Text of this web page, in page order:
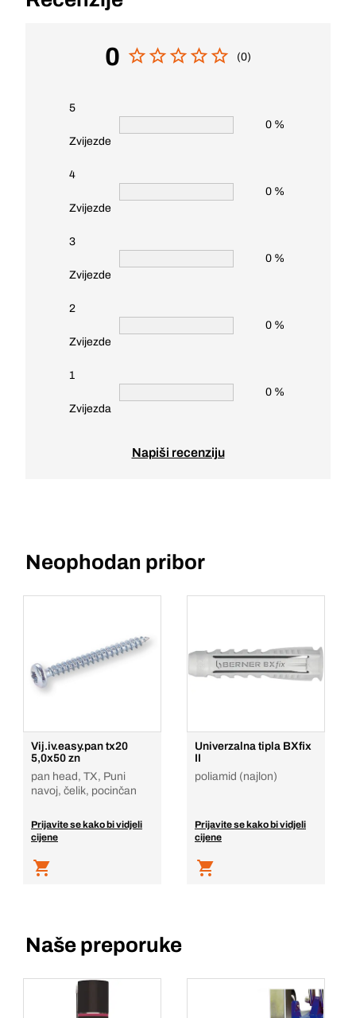
0 (0)
5
Zvijezde
0 %
4
Zvijezde
0 %
3
Zvijezde
0 %
2
Zvijezde
0 %
1
Zvijezda
0 %
Napiši recenziju
Neophodan pribor
Vij.iv.easy.pan tx20
5,0x50 zn
pan head, TX, Puni
navoj, čelik, pocinčan
Prijavite se kako bi vidjeli
cijene
Univerzalna tipla BXfix
II
poliamid (najlon)
Prijavite se kako bi vidjeli
cijene
Naše preporuke